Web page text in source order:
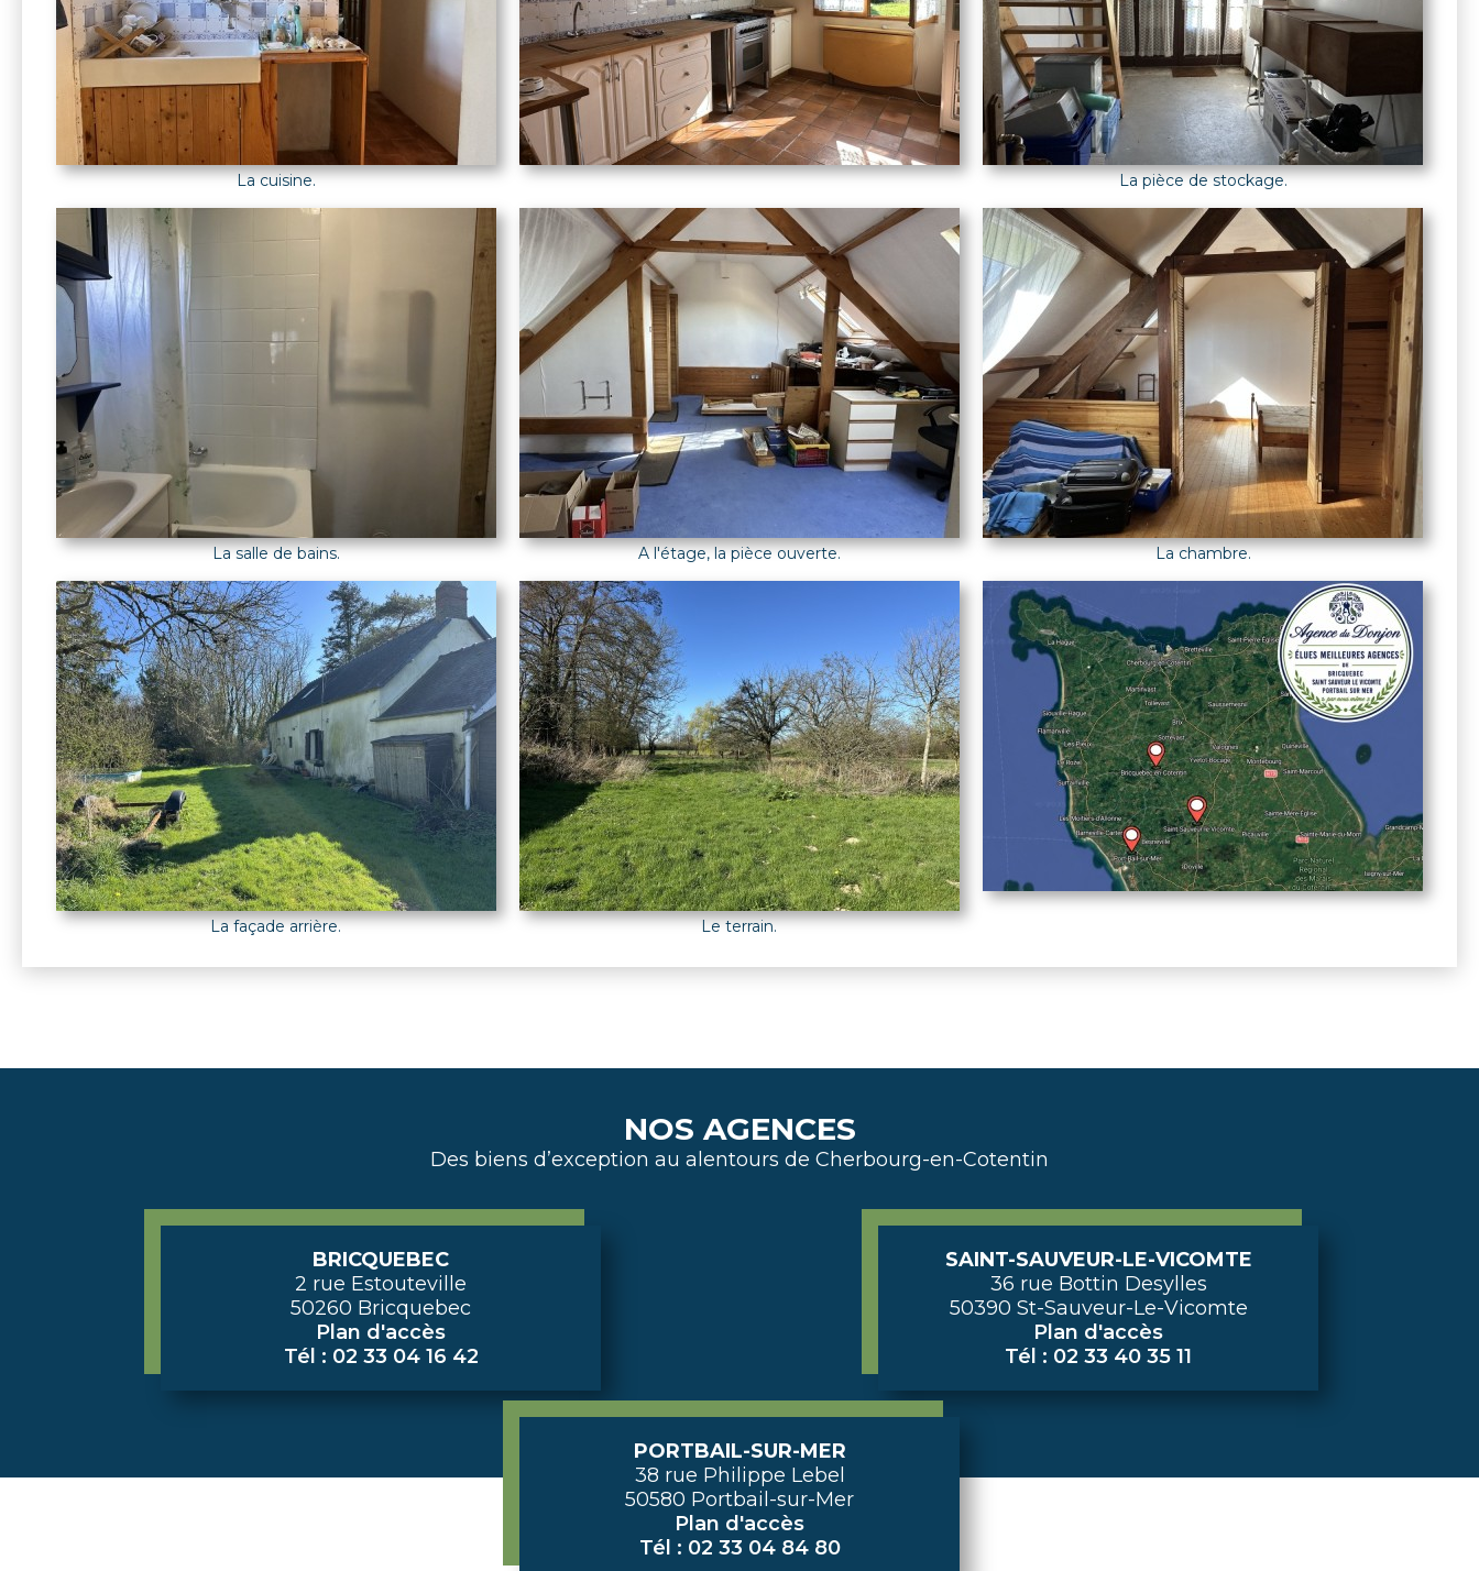
La cuisine. La pièce de stockage.
La salle de bains. A l'étage, la pièce ouverte. La chambre.
La façade arrière. Le terrain.
NOS AGENCES
Des biens d’exception au alentours de Cherbourg-en-Cotentin
BRICQUEBEC
2 rue Estouteville
50260 Bricquebec
Plan d'accès
Tél : 02 33 04 16 42
SAINT-SAUVEUR-LE-VICOMTE
36 rue Bottin Desylles
50390 St-Sauveur-Le-Vicomte
Plan d'accès
Tél : 02 33 40 35 11
PORTBAIL-SUR-MER
38 rue Philippe Lebel
50580 Portbail-sur-Mer
Plan d'accès
Tél : 02 33 04 84 80